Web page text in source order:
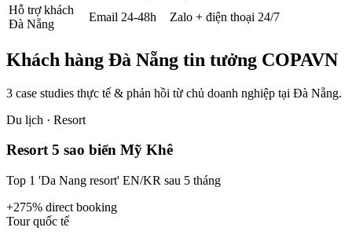
Hỗ trợ khách
Đà Nẵng
Email 24-48h Zalo + điện thoại 24/7
Khách hàng Đà Nẵng tin tưởng COPAVN
3 case studies thực tế & phản hồi từ chủ doanh nghiệp tại Đà Nẵng.
Du lịch · Resort
Resort 5 sao biển Mỹ Khê
Top 1 'Da Nang resort' EN/KR sau 5 tháng
+275% direct booking
Tour quốc tế